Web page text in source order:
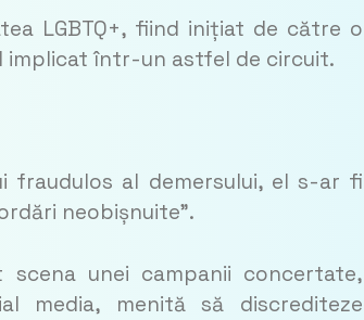
LGBTQ+, fiind inițiat de către o
implicat într-un astfel de circuit.
fraudulos al demersului, el s-ar fi
neobișnuite”.
unei campanii concertate,
media, menită să discrediteze